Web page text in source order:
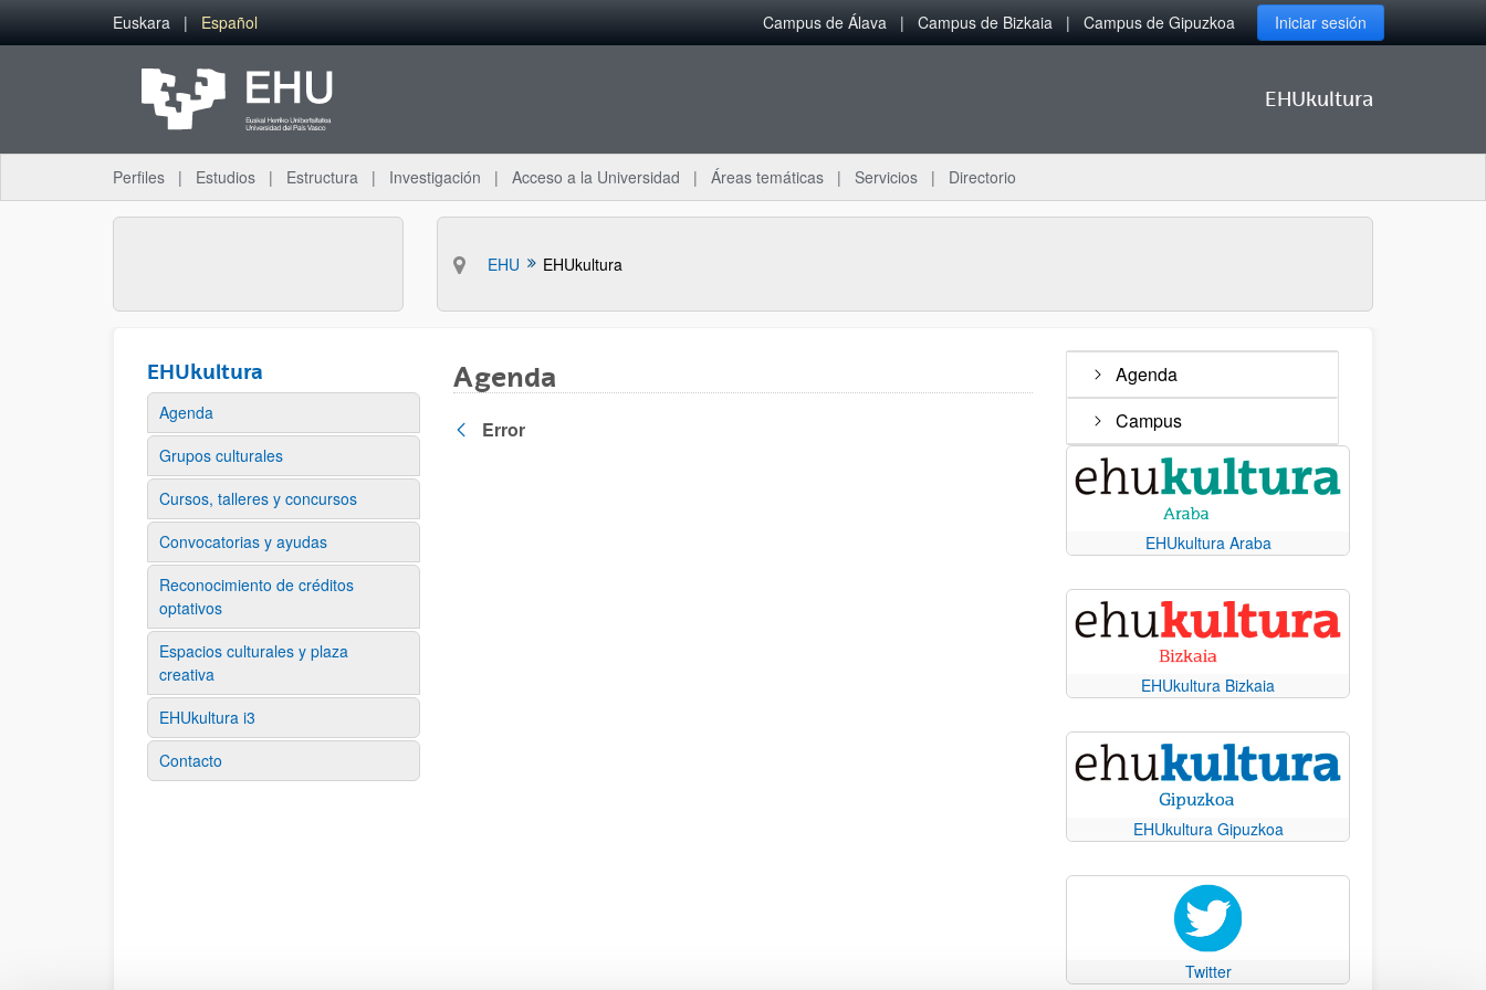
Saltar al contenido principal
Euskara Español Campus de Álava Campus de Bizkaia Campus de Gipuzkoa Iniciar sesión
EHUkultura
Perfiles Estudios Estructura Investigación Acceso a la Universidad Áreas temáticas Servicios Directorio
EHU EHUkultura
EHUkultura
Agenda
Grupos culturales
Cursos, talleres y concursos
Convocatorias y ayudas
Reconocimiento de créditos
optativos
Espacios culturales y plaza
creativa
EHUkultura i3
Contacto
Agenda
Error
Agenda
Campus
EHUkultura Araba
EHUkultura Bizkaia
EHUkultura Gipuzkoa
Twitter